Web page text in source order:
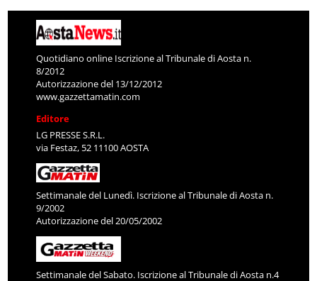
Quotidiano online Iscrizione al Tribunale di Aosta n.
8/2012
Autorizzazione del 13/12/2012
www.gazzettamatin.com
Editore
LG PRESSE S.R.L.
via Festaz, 52 11100 AOSTA
Settimanale del Lunedì. Iscrizione al Tribunale di Aosta n.
9/2002
Autorizzazione del 20/05/2002
Settimanale del Sabato. Iscrizione al Tribunale di Aosta n.4